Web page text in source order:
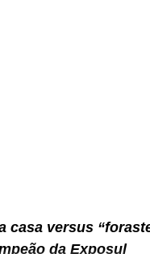
casa versus
da Exposul